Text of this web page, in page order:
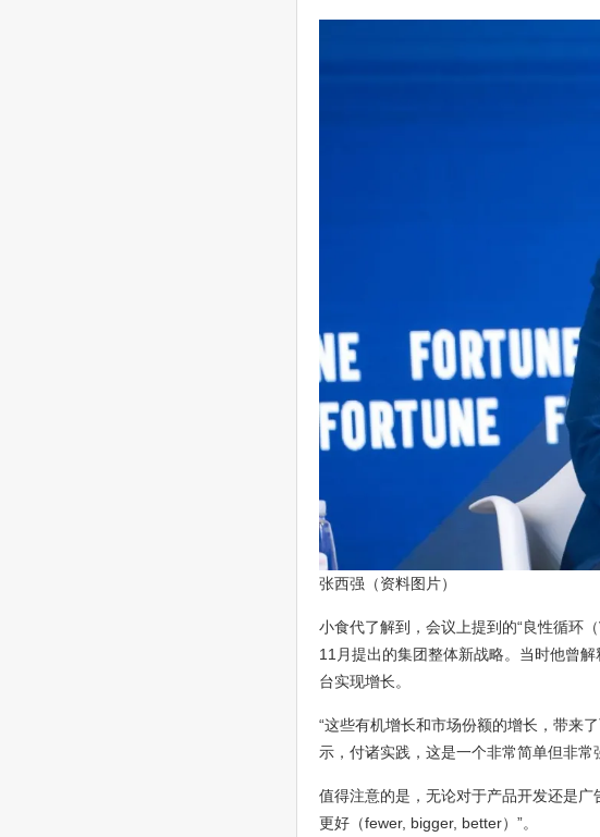
张西强（资料图片）
小食代了解到，会议上提到的“良性循环
11月提出的集团整体新战略。当时他曾
台实现增长。
“这些有机增长和市场份额的增长，带来
示，付诸实践，这是一个非常简单但非常
值得注意的是，无论对于产品开发还是
更好（fewer, bigger, better）”。